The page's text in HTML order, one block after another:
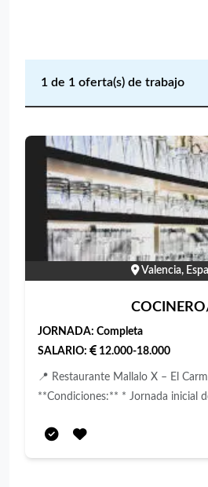
1 de 1 oferta(s) de trabajo
Valencia,
JORNADA: Completa
SALARIO:
12.000-18.000
📍 Restaurante Mallalo X – El
**Condiciones:** * Jornada inicial de 35 horas semanales,
libres siempre consecutivos *
mensualmente (no rotativos